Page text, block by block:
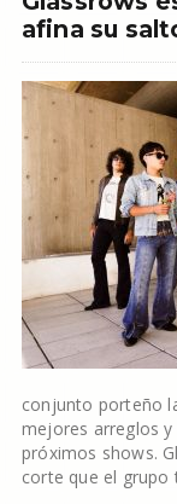
afina su
conjunto porteño
mejores arreglos
próximos shows.
corte que el